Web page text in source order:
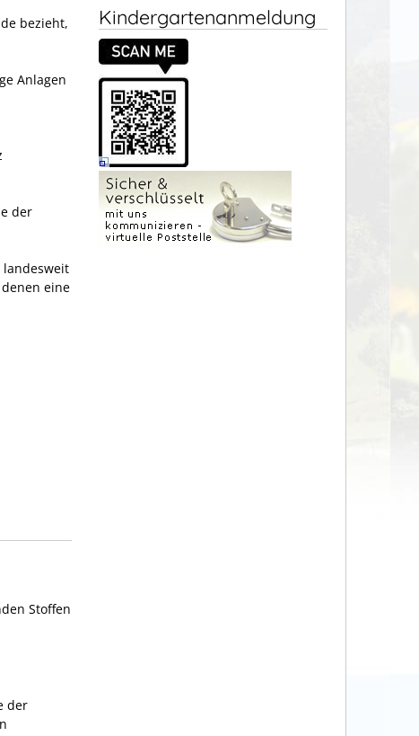
bezieht,
Anlagen
der
landesweit
eine
Stoffen
der
Kindergartenanmeldung